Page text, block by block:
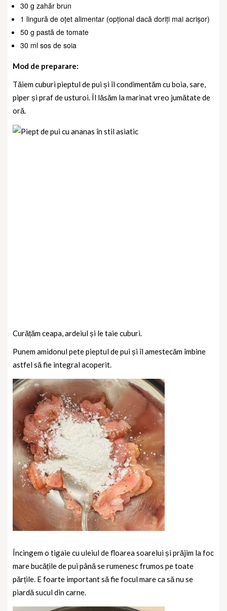
30 g zahăr brun
1 lingură de oțet alimentar (opțional dacă doriți mai acrișor)
50 g pastă de tomate
30 ml sos de soia
Mod de preparare:
Tăiem cuburi pieptul de pui și îl condimentăm cu boia, sare,
piper și praf de usturoi. Îl lăsăm la marinat vreo jumătate de
oră.
Curățăm ceapa, ardeiul și le taie cuburi.
Punem amidonul pete pieptul de pui și îl amestecăm îmbine
astfel să fie integral acoperit.
Încingem o tigaie cu uleiul de floarea soarelui și prăjim la foc
mare bucățile de pui până se rumenesc frumos pe toate
părțile. E foarte important să fie focul mare ca să nu se
piardă sucul din carne.